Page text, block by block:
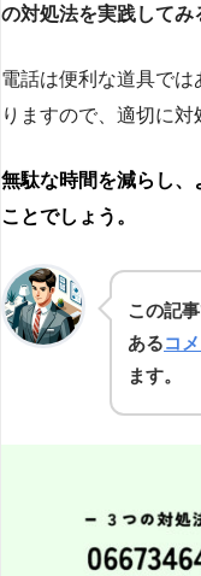
の対処法を実践してみ
電話は便利な道具で
りますので、適切に対
無駄な時間を減らし
ことでしょう。
この記
あるコ
ます。